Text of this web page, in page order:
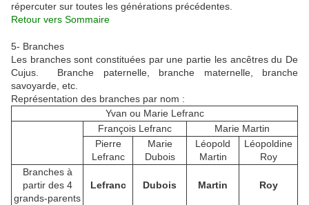
répercuter sur toutes les générations précédentes.
Retour vers Sommaire
5- Branches
Les branches sont constituées par une partie les ancêtres du De
Cujus. Branche paternelle, branche maternelle, branche
savoyarde, etc.
Représentation des branches par nom :
Yvan ou Marie Lefranc
François Lefranc
Marie Martin
Pierre
Lefranc
Marie
Dubois
Léopold
Martin
Léopoldine
Roy
Branches à
partir des 4
grands-parents
Lefranc Dubois Martin Roy